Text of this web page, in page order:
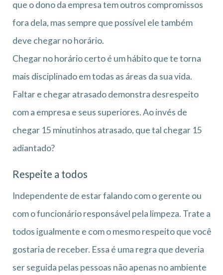
que o dono da empresa tem outros compromissos
fora dela, mas sempre que possível ele também
deve chegar no horário.
Chegar no horário certo é um hábito que te torna
mais disciplinado em todas as áreas da sua vida.
Faltar e chegar atrasado demonstra desrespeito
com a empresa e seus superiores. Ao invés de
chegar 15 minutinhos atrasado, que tal chegar 15
adiantado?
Respeite a todos
Independente de estar falando com o gerente ou
com o funcionário responsável pela limpeza. Trate a
todos igualmente e com o mesmo respeito que você
gostaria de receber. Essa é uma regra que deveria
ser seguida pelas pessoas não apenas no ambiente